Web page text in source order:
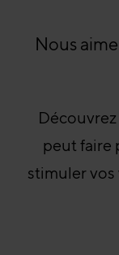
Nous
peut faire
stimuler vos